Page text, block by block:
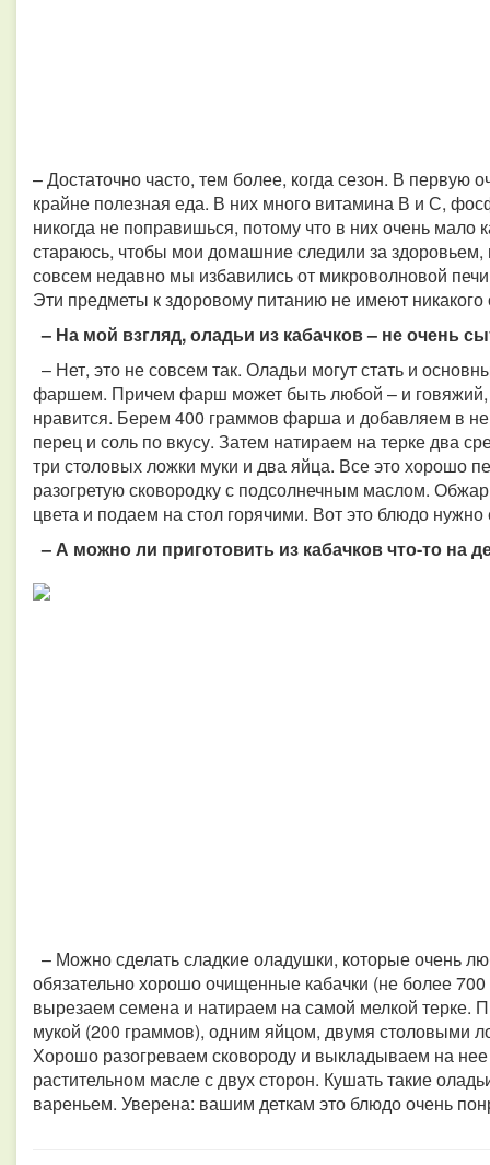
– Достаточно часто, тем более, когда сезон. В первую
крайне полезная еда. В них много витамина В и С,
никогда не поправишься, потому что в них очень
стараюсь, чтобы мои домашние следили за
совсем недавно мы избавились от микроволновой
Эти предметы к здоровому питанию не имеют
– На мой взгляд, оладьи из кабачков – не очень
– Нет, это не совсем так. Оладьи могут стать и
фаршем. Причем фарш может быть любой – и говяжий,
нравится. Берем 400 граммов фарша и добавляем в
перец и соль по вкусу. Затем натираем на терке два
три столовых ложки муки и два яйца. Все это
разогретую сковородку с подсолнечным маслом.
цвета и подаем на стол горячими. Вот это блюдо нужно
– А можно ли приготовить из кабачков что-то на
– Можно сделать сладкие оладушки, которые очень
обязательно хорошо очищенные кабачки (не более
вырезаем семена и натираем на самой мелкой терке.
мукой (200 граммов), одним яйцом, двумя столовыми
Хорошо разогреваем сковороду и выкладываем на
растительном масле с двух сторон. Кушать такие
вареньем. Уверена: вашим деткам это блюдо очень